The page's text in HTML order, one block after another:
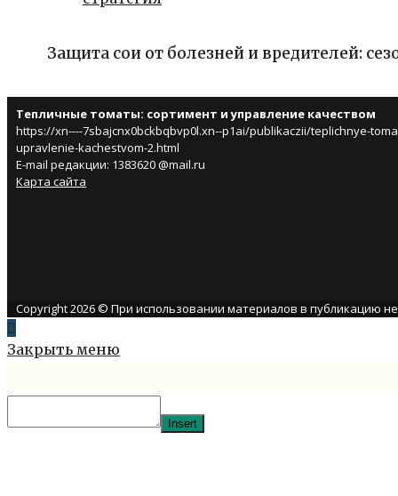
Защита сои от болезней и вредителей:
Тепличные томаты: сортимент и управление качеством
https://xn----7sbajcnx0bckbqbvp0l.xn--p1ai/publikaczii/teplichnye-
upravlenie-kachestvom-2.html
E-mail редакции: 1383620 @mail.ru
Карта сайта
Copyright 2026 © При использовании материалов в публикацию
Закрыть меню
Insert